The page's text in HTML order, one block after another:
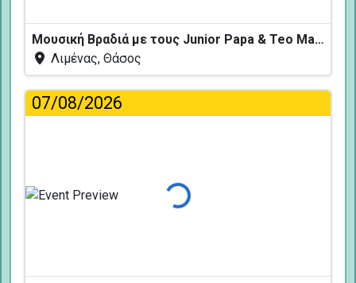
Μουσική Βραδιά με τους Junior Papa & Teo Mavropoulos
Λιμένας, Θάσος
07/08/2026
Φόρτωση...